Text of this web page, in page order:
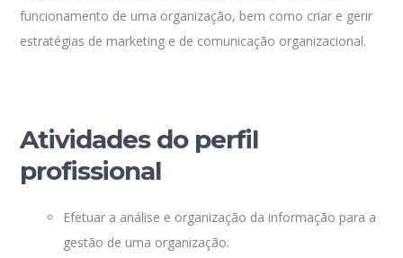
funcionamento de uma organização, bem como criar e gerir
estratégias de marketing e de comunicação organizacional.
Atividades do perfil
profissional
Efetuar a análise e organização da informação para a
gestão de uma organização.